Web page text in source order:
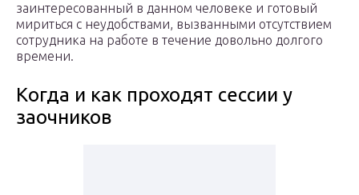
заинтересованный в данном человеке и готовый
мириться с неудобствами, вызванными отсутствием
сотрудника на работе в течение довольно долгого
времени.
Когда и как проходят сессии у
заочников